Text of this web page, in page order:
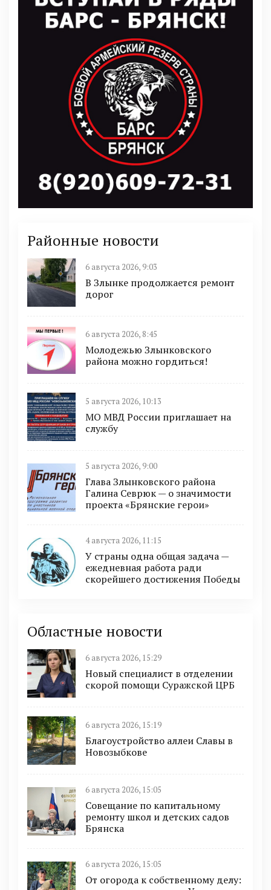
Районные новости
6 августа 2026, 9:03
В Злынке продолжается ремонт
дорог
6 августа 2026, 8:45
Молодежью Злынковского
района можно гордиться!
5 августа 2026, 10:13
МО МВД России приглашает на
службу
5 августа 2026, 9:00
Глава Злынковского района
Галина Севрюк — о значимости
проекта «Брянские герои»
4 августа 2026, 11:15
У страны одна общая задача —
ежедневная работа ради
скорейшего достижения Победы
Областные новости
6 августа 2026, 15:29
Новый специалист в отделении
скорой помощи Суражской ЦРБ
6 августа 2026, 15:19
Благоустройство аллеи Славы в
Новозыбкове
6 августа 2026, 15:05
Совещание по капитальному
ремонту школ и детских садов
Брянска
6 августа 2026, 15:05
От огорода к собственному делу: